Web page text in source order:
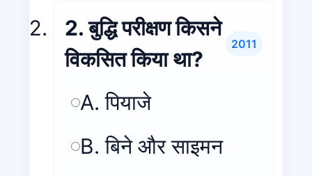
2. बुद्धि परीक्षण किसने
विकसित किया था?
2011
A. पियाजे
B. बिने और साइमन